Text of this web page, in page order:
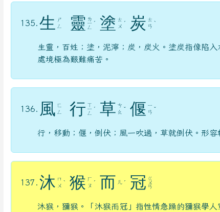
135. 生
ㄕ
ㄥ
靈 ㄌ
ㄧ
ㄥ
ˊ 塗 ㄊ
ㄨ ˊ 炭 ㄊ
ㄢ ˋ
生靈，百姓；塗，泥濘；炭，炭火。塗炭指像陷
處境極為艱難痛苦。
136. 風 ㄈ
ㄥ
行 ㄒ
ㄧ
ㄥ
ˊ 草 ㄘ
ㄠ ˇ 偃 ㄧ
ㄢ ˇ
行，移動；偃，倒伏；風一吹過，草就倒伏。形容
137. 沐 ㄇ
ㄨ ˋ 猴 ㄏ
ㄡ ˊ 而 ㄦ ˊ 冠 ㄍ
ㄨ
ㄢ
沐猴，獼猴。「沐猴而冠」指性情急躁的獼猴學